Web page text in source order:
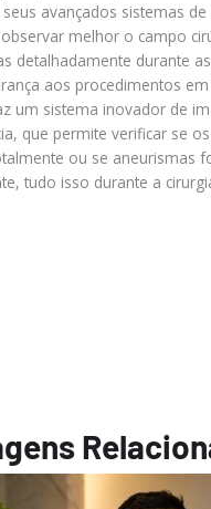
avançados sistemas
melhor o campo
detalhadamente durante
aos procedimentos em
um sistema inovador de
que permite verificar se
ou se aneurismas
tudo isso durante a